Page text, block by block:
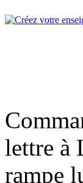
lettre à
rampe